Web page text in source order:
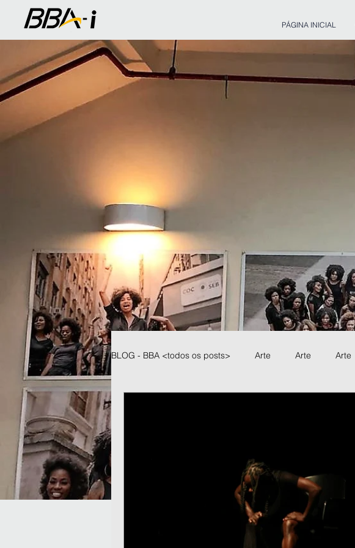
PÁGINA INICIAL
BLOG - BBA <todos os posts> Arte Arte Arte